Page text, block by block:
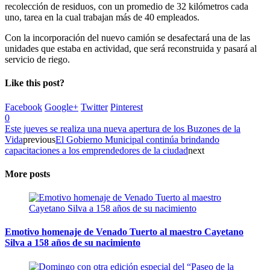
recolección de residuos, con un promedio de 32 kilómetros cada
uno, tarea en la cual trabajan más de 40 empleados.
Con la incorporación del nuevo camión se desafectará una de las
unidades que estaba en actividad, que será reconstruida y pasará al
servicio de riego.
Like this post?
Facebook Google+ Twitter Pinterest
0
Este jueves se realiza una nueva apertura de los Buzones de la
VidapreviousEl Gobierno Municipal continúa brindando
capacitaciones a los emprendedores de la ciudadnext
More posts
Emotivo homenaje de Venado Tuerto al maestro Cayetano
Silva a 158 años de su nacimiento